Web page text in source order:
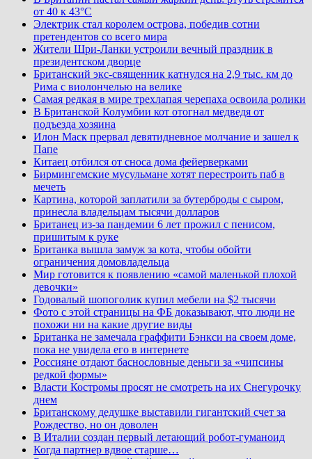
от 40 к 43°C
Электрик стал королем острова, победив сотни
претендентов со всего мира
Жители Шри-Ланки устроили вечный праздник в
президентском дворце
Британский экс-священник катнулся на 2,9 тыс. км до
Рима с виолончелью на велике
Самая редкая в мире трехлапая черепаха освоила ролики
В Британской Колумбии кот отогнал медведя от
подъезда хозяина
Илон Маск прервал девятидневное молчание и зашел к
Папе
Китаец отбился от сноса дома фейерверками
Бирмингемские мусульмане хотят перестроить паб в
мечеть
Картина, которой заплатили за бутерброды с сыром,
принесла владельцам тысячи долларов
Британец из-за пандемии 6 лет прожил с пенисом,
пришитым к руке
Британка вышла замуж за кота, чтобы обойти
ограничения домовладельца
Мир готовится к появлению «самой маленькой плохой
девочки»
Годовалый шопоголик купил мебели на $2 тысячи
Фото с этой страницы на ФБ доказывают, что люди не
похожи ни на какие другие виды
Британка не замечала граффити Бэнкси на своем доме,
пока не увидела его в интернете
Россияне отдают баснословные деньги за «чипсины
редкой формы»
Власти Костромы просят не смотреть на их Снегурочку
днем
Британскому дедушке выставили гигантский счет за
Рождество, но он доволен
В Италии создан первый летающий робот-гуманоид
Когда партнер вдвое старше…